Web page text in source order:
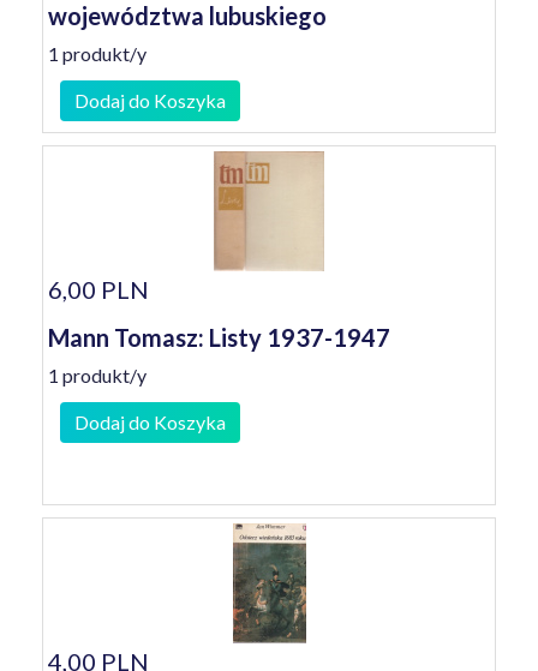
województwa lubuskiego
1 produkt/y
Dodaj do Koszyka
6,00 PLN
Mann Tomasz: Listy 1937-1947
1 produkt/y
Dodaj do Koszyka
4,00 PLN